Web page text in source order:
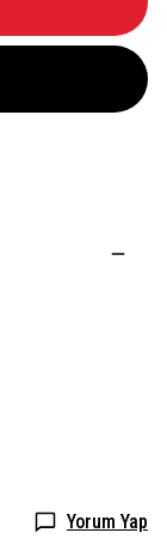
Yorum Yap